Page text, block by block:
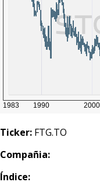
Ticker: FTG.TO
Compañia:
Índice: